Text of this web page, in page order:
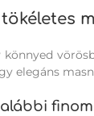
elegáns